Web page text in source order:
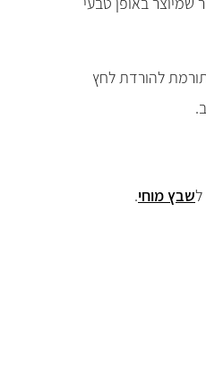
להורדת לחץ
לשבץ מוחי.